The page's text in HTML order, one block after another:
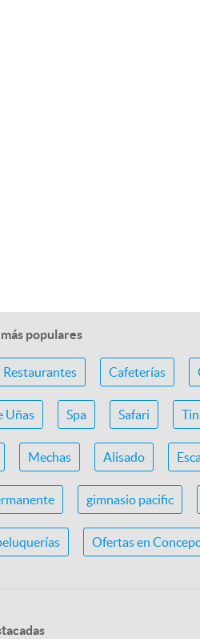
populares
Restaurantes Cafeterías
Uñas Spa Safari
Mechas Alisado
gimnasio pacific
Ofertas en